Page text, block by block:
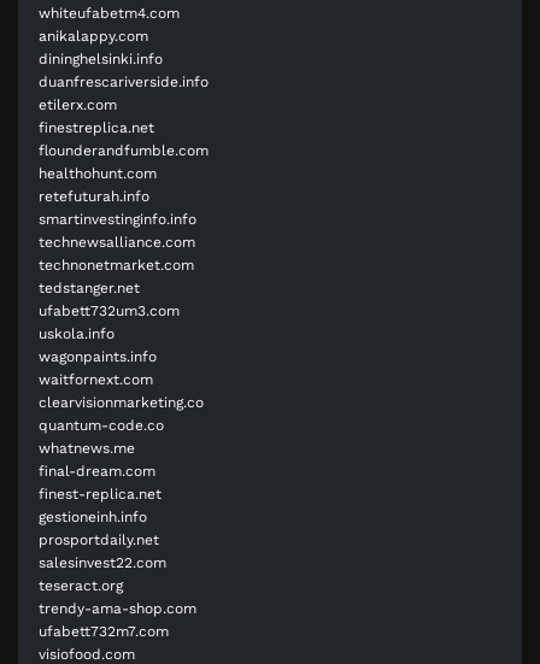
whiteufabetm4.com
anikalappy.com
dininghelsinki.info
duanfrescariverside.info
etilerx.com
finestreplica.net
flounderandfumble.com
healthohunt.com
retefuturah.info
smartinvestinginfo.info
technewsalliance.com
technonetmarket.com
tedstanger.net
ufabett732um3.com
uskola.info
wagonpaints.info
waitfornext.com
clearvisionmarketing.co
quantum-code.co
whatnews.me
final-dream.com
finest-replica.net
gestioneinh.info
prosportdaily.net
salesinvest22.com
teseract.org
trendy-ama-shop.com
ufabett732m7.com
visiofood.com